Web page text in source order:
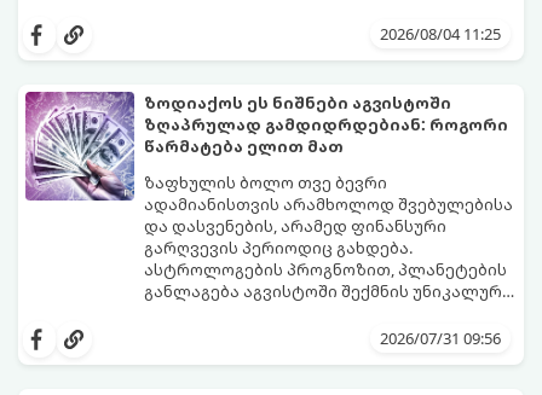
ყველაზე ბედნიერი თვე აღმოჩნდება.
2026/08/04 11:25
ზოდიაქოს ეს ნიშნები აგვისტოში
ზღაპრულად გამდიდრდებიან: როგორი
წარმატება ელით მათ
ზაფხულის ბოლო თვე ბევრი
ადამიანისთვის არამხოლოდ შვებულებისა
და დასვენების, არამედ ფინანსური
გარღვევის პერიოდიც გახდება.
ასტროლოგების პროგნოზით, პლანეტების
განლაგება აგვისტოში შექმნის უნიკალურ
ზოდიაქოს 4 ნიშანს ფინანსური წარმატების
შორის, ვისაც აგვისტოში ფინანსური
2026/07/31 09:56